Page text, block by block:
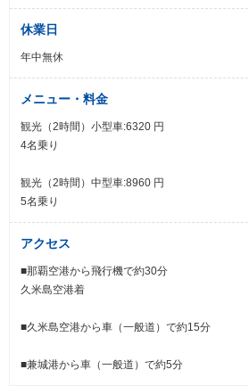
休業日
年中無休
メニュー・料金
観光（2時間）小型車:6320 円
4名乗り
観光（2時間）中型車:8960 円
5名乗り
アクセス
■那覇空港から飛行機で約30分
久米島空港着
■久米島空港から車（一般道）で約15分
■兼城港から車（一般道）で約5分